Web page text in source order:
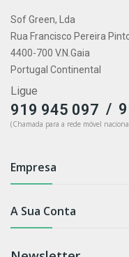
Sof Green, Lda
Rua Francisco Pereira
4400-700 V.N.Gaia
Portugal Continental
Ligue
919 945 097 /
(Chamada para a rede móvel
Empresa
A Sua Conta